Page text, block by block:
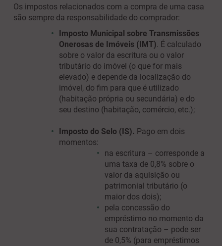
Os impostos relacionados com a compra de uma casa
são sempre da responsabilidade do comprador:
Imposto Municipal sobre Transmissões
Onerosas de Imóveis (IMT). É calculado
sobre o valor da escritura ou o valor
tributário do imóvel (o que for mais
elevado) e depende da localização do
imóvel, do fim para que é utilizado
(habitação própria ou secundária) e do
seu destino (habitação, comércio, etc.);
Imposto do Selo (IS). Pago em dois
momentos:
na escritura – corresponde a
uma taxa de 0,8% sobre o
valor da aquisição ou
patrimonial tributário (o
maior dos dois);
pela concessão do
empréstimo no momento da
sua contratação – pode ser
de 0,5% (para empréstimos